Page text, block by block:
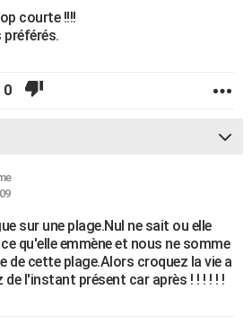
courte !!!!
préférés.
0
sur une plage.Nul ne sait ou elle
qu'elle emmène et nous ne somme
de cette plage.Alors croquez la vie a
l'instant présent car après ! ! ! ! ! !